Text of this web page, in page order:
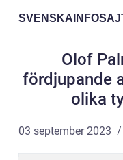
Olof
fördjupande
olika
03 september 2023